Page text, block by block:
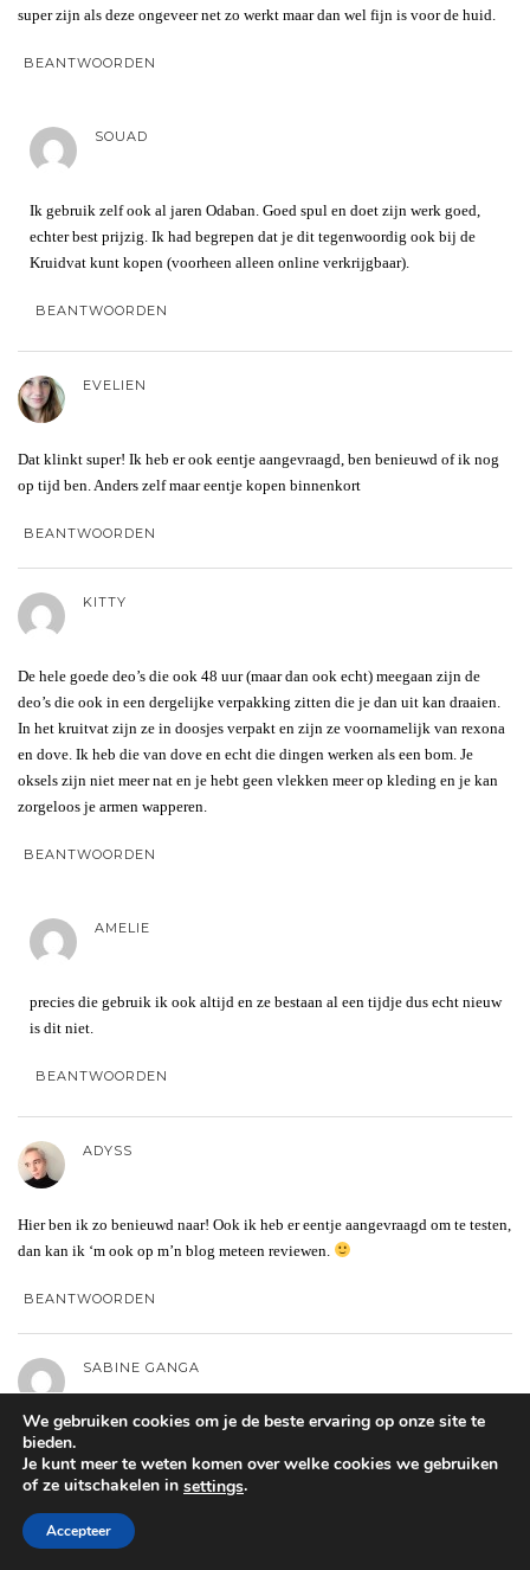
super zijn als deze ongeveer net zo werkt maar dan wel fijn is voor de huid.
BEANTWOORDEN
SOUAD
Ik gebruik zelf ook al jaren Odaban. Goed spul en doet zijn werk goed,
echter best prijzig. Ik had begrepen dat je dit tegenwoordig ook bij de
Kruidvat kunt kopen (voorheen alleen online verkrijgbaar).
BEANTWOORDEN
EVELIEN
Dat klinkt super! Ik heb er ook eentje aangevraagd, ben benieuwd of ik nog
op tijd ben. Anders zelf maar eentje kopen binnenkort
BEANTWOORDEN
KITTY
De hele goede deo’s die ook 48 uur (maar dan ook echt) meegaan zijn de
deo’s die ook in een dergelijke verpakking zitten die je dan uit kan draaien.
In het kruitvat zijn ze in doosjes verpakt en zijn ze voornamelijk van rexona
en dove. Ik heb die van dove en echt die dingen werken als een bom. Je
oksels zijn niet meer nat en je hebt geen vlekken meer op kleding en je kan
zorgeloos je armen wapperen.
BEANTWOORDEN
AMELIE
precies die gebruik ik ook altijd en ze bestaan al een tijdje dus echt nieuw
is dit niet.
BEANTWOORDEN
ADYSS
Hier ben ik zo benieuwd naar! Ook ik heb er eentje aangevraagd om te testen,
dan kan ik ‘m ook op m’n blog meteen reviewen.
BEANTWOORDEN
SABINE GANGA
Het lukt niet om hun te mailen.ik gebruik het juiste mailadres.wat doe ik
fout?
BEANTWOORDEN
We gebruiken cookies om je de beste ervaring op onze site te
bieden.
Je kunt meer te weten komen over welke cookies we gebruiken
of ze uitschakelen in settings.
Accepteer